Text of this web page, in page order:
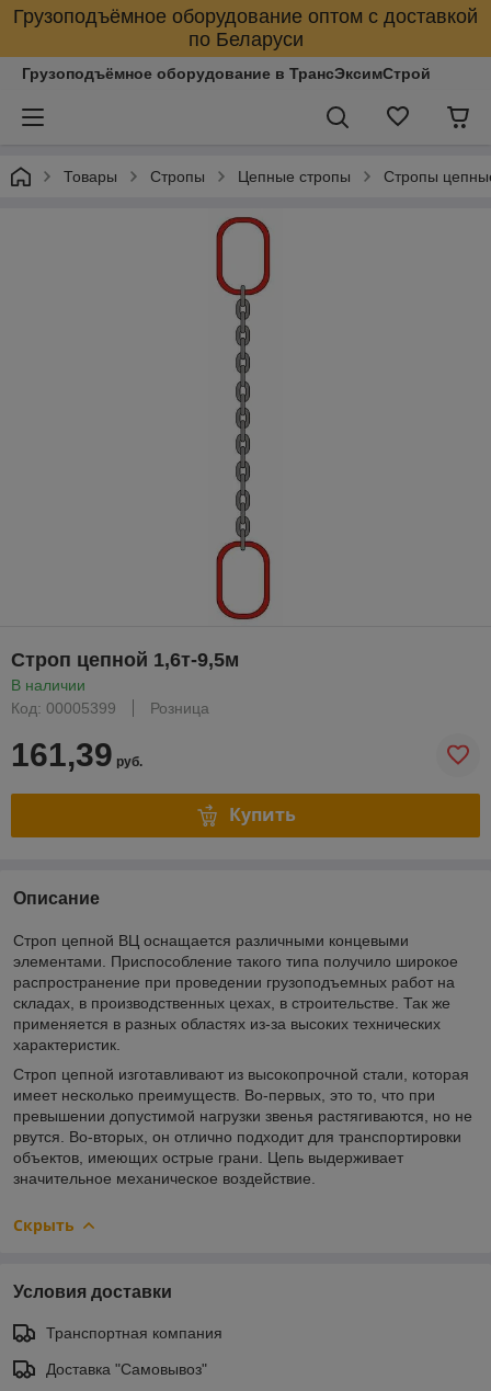
Грузоподъёмное оборудование оптом с доставкой
по Беларуси
Грузоподъёмное оборудование в ТрансЭксимСтрой
Товары Стропы Цепные стропы Стропы
Строп цепной 1,6т-9,5м
В наличии
Код: 00005399
Розница
161,39 руб.
Купить
Описание
Строп цепной ВЦ оснащается различными концевыми
элементами. Приспособление такого типа получило широкое
распространение при проведении грузоподъемных работ на
складах, в производственных цехах, в строительстве. Так же
применяется в разных областях из-за высоких технических
характеристик.
Строп цепной изготавливают из высокопрочной стали, которая
имеет несколько преимуществ. Во-первых, это то, что при
превышении допустимой нагрузки звенья растягиваются, но не
рвутся. Во-вторых, он отлично подходит для транспортировки
объектов, имеющих острые грани. Цепь выдерживает
значительное механическое воздействие.
Скрыть
Условия доставки
Транспортная компания
Доставка "Самовывоз"